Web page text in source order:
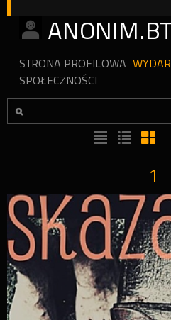
STRONA PROFILOWA
SPOŁECZNOŚCI
1